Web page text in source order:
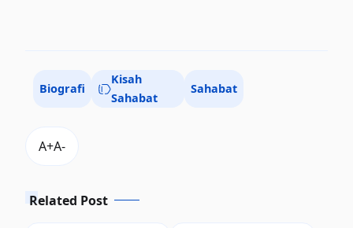
Biografi
Kisah
Sahabat
Sahabat
Related Post